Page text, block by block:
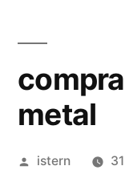
metal
Publicado
istern